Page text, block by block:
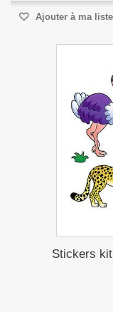
Ajouter à ma
Stickers